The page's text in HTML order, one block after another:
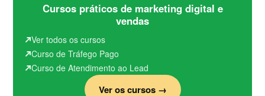
Cursos práticos de marketing digital e
vendas
Ver todos os cursos
Curso de Tráfego Pago
Curso de Atendimento ao Lead
Ver os cursos →